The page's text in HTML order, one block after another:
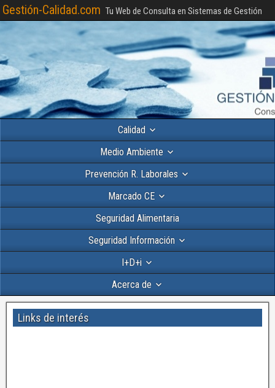
Gestión-Calidad.com Tu Web de Consulta en Sistemas de Gestión
Calidad
Medio Ambiente
Prevención R. Laborales
Marcado CE
Seguridad Alimentaria
Seguridad Información
I+D+i
Acerca de
Links de interés